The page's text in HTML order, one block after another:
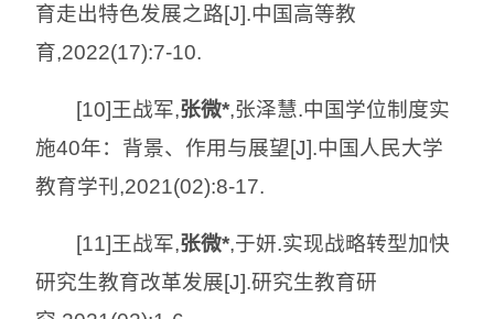
育走出特色发展之路[J].中国高等教
育,2022(17):7-10.
[10]王战军,张微*,张泽慧.中国学位制度实
施40年：背景、作用与展望[J].中国人民大学
教育学刊,2021(02):8-17.
[11]王战军,张微*,于妍.实现战略转型加快
研究生教育改革发展[J].研究生教育研